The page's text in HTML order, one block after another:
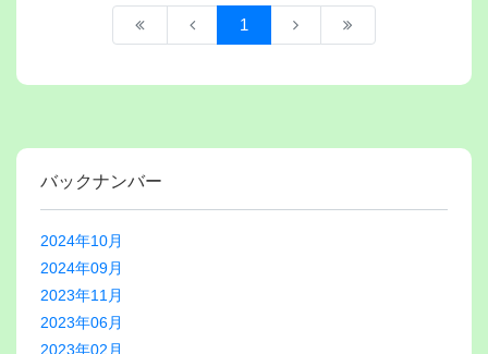
1
バックナンバー
2024年10月
2024年09月
2023年11月
2023年06月
2023年02月